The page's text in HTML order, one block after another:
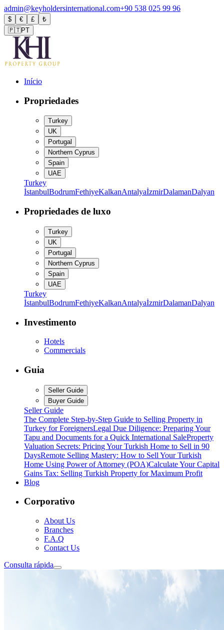
admin@keyholdersinternational.com+90 538 025 99 96
$ € £
₺
🇵🇹PT
Início
Propriedades
Turkey
UK
Portugal
Northern Cyprus
Spain
UAE
Turkey
İstanbulBodrumFethiyeKalkanAntalyaİzmirDalamanDalyan
Propriedades de luxo
Turkey
UK
Portugal
Northern Cyprus
Spain
UAE
Turkey
İstanbulBodrumFethiyeKalkanAntalyaİzmirDalamanDalyan
Investimento
Hotels
Commercials
Guia
Seller Guide
Buyer Guide
Seller Guide
The Complete Step-by-Step Guide to Selling Property in
Turkey for ForeignersLegal Due Diligence: Preparing Your
Tapu and Documents for a Quick International SaleProperty
Valuation Secrets: Pricing Your Turkish Home to Sell in 90
DaysRemote Selling Mastery: How to Sell Your Turkish
Home Using Power of Attorney (POA)Calculate Your Capital
Gains Tax: Selling Turkish Property for Maximum Profit
Blog
Corporativo
About Us
Branches
F.A.Q
Contact Us
Consulta rápida